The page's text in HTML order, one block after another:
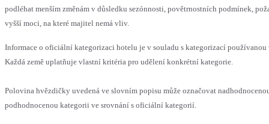
podléhat menším změnám v důsledku sezónnosti, povětrnostních podmínek,
vyšší moci, na které majitel nemá vliv.
Informace o oficiální kategorizaci hotelu je v souladu s kategorizací používanou
Každá země uplatňuje vlastní kritéria pro udělení konkrétní kategorie.
Polovina hvězdičky uvedená ve slovním popisu může označovat
podhodnocenou kategorii ve srovnání s oficiální kategorií.